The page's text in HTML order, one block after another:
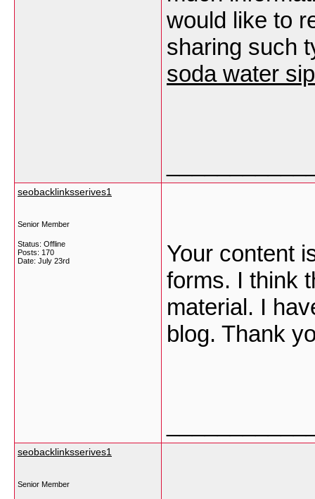
would like to
sharing such
soda water
seobacklinksserives1
Senior Member
Status: Offline
Posts: 170
Date: July 23rd
Your content
forms. I think
material. I
blog. Thank
seobacklinksserives1
Senior Member